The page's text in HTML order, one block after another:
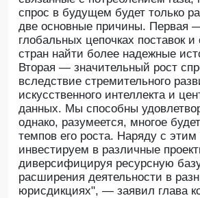
спрос в будущем будет только
две основные причины. Первая
глобальных цепочках поставок
стран найти более надежные
Вторая — значительный рост
вследствие стремительного
искусственного интеллекта и
данных. Мы способны
однако, разумеется, многое
темпов его роста. Наряду с
инвестируем в различные
диверсифицируя ресурсную
расширения деятельности в
юрисдикциях", — заявил глава